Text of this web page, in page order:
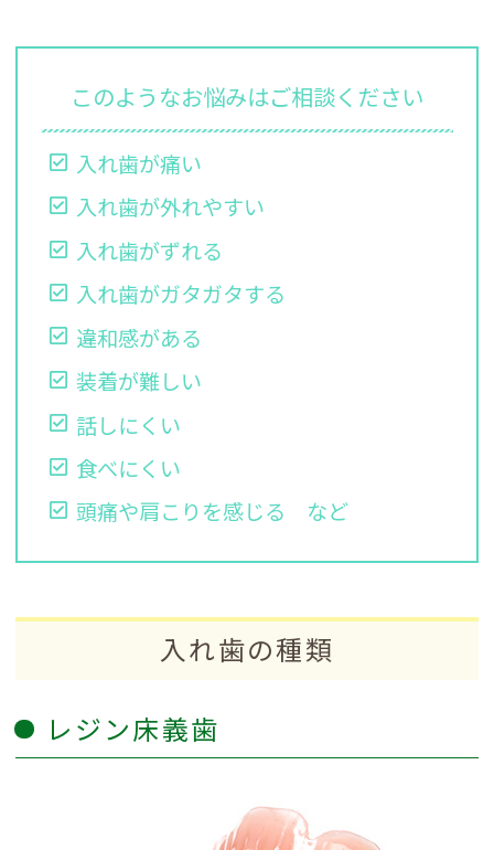
このようなお悩みはご相談ください
入れ歯が痛い
入れ歯が外れやすい
入れ歯がずれる
入れ歯がガタガタする
違和感がある
装着が難しい
話しにくい
食べにくい
頭痛や肩こりを感じる など
入れ歯の種類
レジン床義歯